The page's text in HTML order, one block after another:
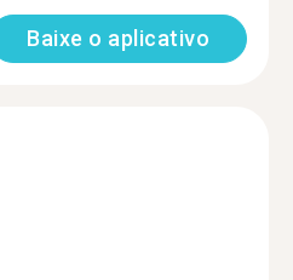
Baixe o aplicativo